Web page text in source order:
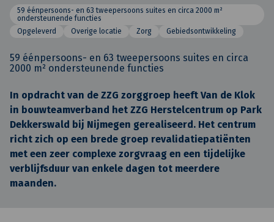
59 éénpersoons- en 63 tweepersoons suites en circa 2000 m²
ondersteunende functies
Opgeleverd
Overige locatie Zorg Gebiedsontwikkeling
59 éénpersoons- en 63 tweepersoons suites en circa
2000 m² ondersteunende functies
In opdracht van de ZZG zorggroep heeft Van de Klok
in bouwteamverband het ZZG Herstelcentrum op Park
Dekkerswald bij Nijmegen gerealiseerd. Het centrum
richt zich op een brede groep revalidatiepatiënten
met een zeer complexe zorgvraag en een tijdelijke
verblijfsduur van enkele dagen tot meerdere
maanden.